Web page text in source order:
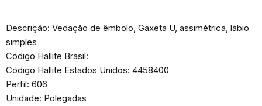
Descrição: Vedação de êmbolo, Gaxeta U, assimétrica, lábio
simples
Código Hallite Brasil:
Código Hallite Estados Unidos: 4458400
Perfil: 606
Unidade: Polegadas